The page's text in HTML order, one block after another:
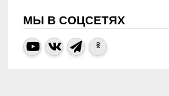
МЫ В СОЦСЕТЯХ